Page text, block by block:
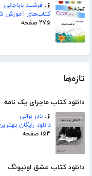
از: فرشید باباجانی
کتاب‌های آموزش
۲۷۵ صفحه
تازه‌ها
دانلود کتاب ماجرای یک نامه
از: نادر براتی
دانلود رایگان
۱۵۳ صفحه
دانلود کتاب عشق اونیونگ